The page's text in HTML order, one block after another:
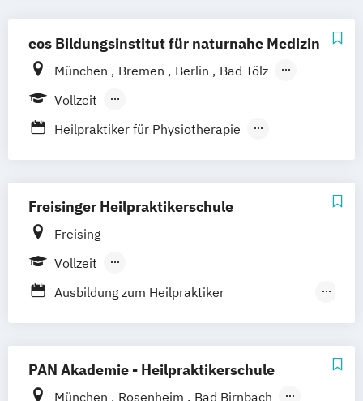
eos Bildungsinstitut für naturnahe Medizin
München Bremen Berlin
Bad Tölz
Gannover
Rostock Schwerin Dresden Ottersberg
Bad Elster Hannover Schwandorf
Nürnberg
Vollzeit
Berufsbegleitender Präsenzlehrgang
Heilpraktiker für Physiotherapie
Heilpraktikerausbildung für Psychotherapie
Freisinger Heilpraktikerschule
Freising
Vollzeit
Berufsbegleitender Präsenzlehrgang
Ausbildung zum Heilpraktiker
Psychotherapie
Heilpraktikerausbildung
PAN Akademie - Heilpraktikerschule
München Rosenheim
Bad Birnbach